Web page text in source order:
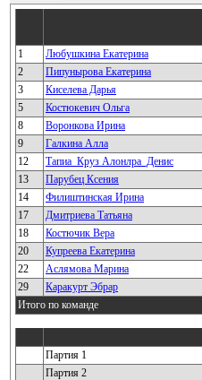
1 Любушкина Екатерина
2 Пипунырова Екатерина
3 Киселева Дарья
5 Костюкевич Ольга
8 Воронкова Ирина
9 Галкина Алла
12 Тапиа_Круз Алонлра_Денис
13 Парубец Ксения
14 Филиштинская Ирина
17 Дмитриева Татьяна
18 Костючик Вера
20 Купреева Екатерина
22 Аслямова Марина
29 Каракурт Эбрар
Итого по команде
Партия 1
Партия 2